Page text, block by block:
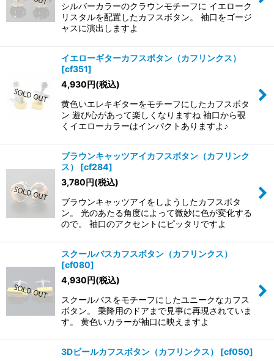
シルバーカラーのクラウンモチーフに イエローク
リスタルを配置したカフスボタン。 袖口をゴージ
ャスに演出しますよ
イエローギターカフスボタン（カフリンクス）
[cf351]
4,930円(税込)
黄色いエレキギターをモチーフにしたカフスボタ
ン 遊び心があって楽しくなりますね 袖口から覗
くイエローカラーはインパクトありますよ♪
ブラウンキャッツアイカフスボタン（カフリンク
ス）
[cf284]
3,780円(税込)
ブラウンキャッツアイをしようしたカフスボタ
ン。 光のあたる角度によって微妙に色が変化する
ので。 袖口のアクセントにピッタリですよ
スクールバスカフスボタン（カフリンクス）
[cf080]
4,930円(税込)
スクールバスをモチーフにしたユニークなカフス
ボタン。 乗降用のドアまで見事に再現されていま
す。 黄色いカラーが袖口に映えますよ
3Dビールカフスボタン（カフリンクス） [cf050]